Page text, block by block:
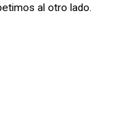
al otro lado.